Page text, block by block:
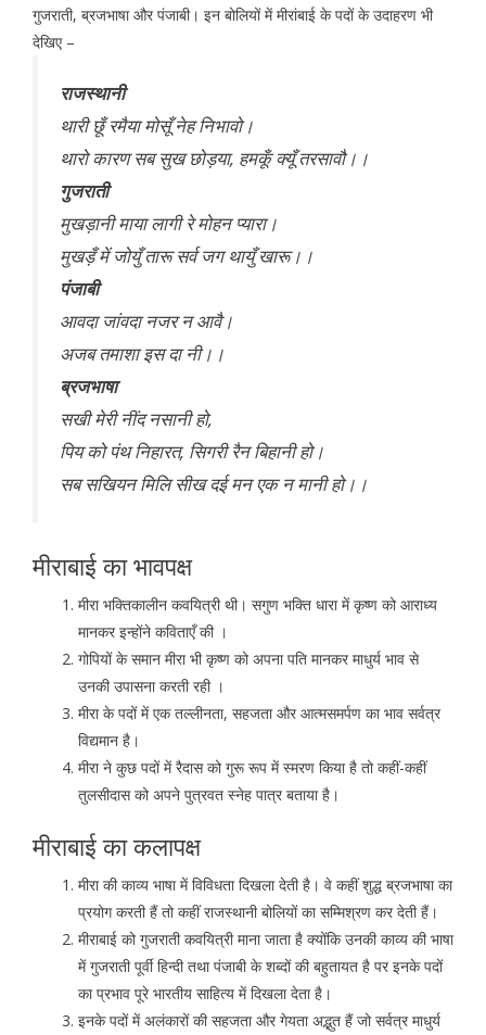
गुजराती, ब्रजभाषा और पंजाबी। इन बोलियों में मीरांबाई के पदों के उदाहरण भी
देखिए –
राजस्थानी
थारी छूँ रमैया मोसूँ नेह निभावो।
थारो कारण सब सुख छोड़या, हमकूँ क्यूँ तरसावौ।।
गुजराती
मुखड़ानी माया लागी रे मोहन प्यारा।
मुखड़ँ में जोयुँ तारू सर्व जग थायुँ खारू।।
पंजाबी
आवदा जांवदा नजर न आवै।
अजब तमाशा इस दा नी।।
ब्रजभाषा
सखी मेरी नींद नसानी हो,
पिय को पंथ निहारत, सिगरी रैन बिहानी हो।
सब सखियन मिलि सीख दई मन एक न मानी हो।।
मीराबाई का भावपक्ष
मीरा भक्तिकालीन कवयित्री थी। सगुण भक्ति धारा में कृष्ण को आराध्य
मानकर इन्होंने कविताएँ की ।
गोपियों के समान मीरा भी कृष्ण को अपना पति मानकर माधुर्य भाव से
उनकी उपासना करती रही ।
मीरा के पदों में एक तल्लीनता, सहजता और आत्मसमर्पण का भाव सर्वत्र
विद्यमान है।
मीरा ने कुछ पदों में रैदास को गुरू रूप में स्मरण किया है तो कहीं-कहीं
तुलसीदास को अपने पुत्रवत स्नेह पात्र बताया है।
मीराबाई का कलापक्ष
मीरा की काव्य भाषा में विविधता दिखला देती है। वे कहीं शुद्ध ब्रजभाषा का
प्रयोग करती हैं तो कहीं राजस्थानी बोलियों का सम्मिश्रण कर देती हैं।
मीराबाई को गुजराती कवयित्री माना जाता है क्योंकि उनकी काव्य की भाषा
में गुजराती पूर्वी हिन्दी तथा पंजाबी के शब्दों की बहुतायत है पर इनके पदों
का प्रभाव पूरे भारतीय साहित्य में दिखला देता है।
इनके पदों में अलंकारों की सहजता और गेयता अद्भुत हैं जो सर्वत्र माधुर्य